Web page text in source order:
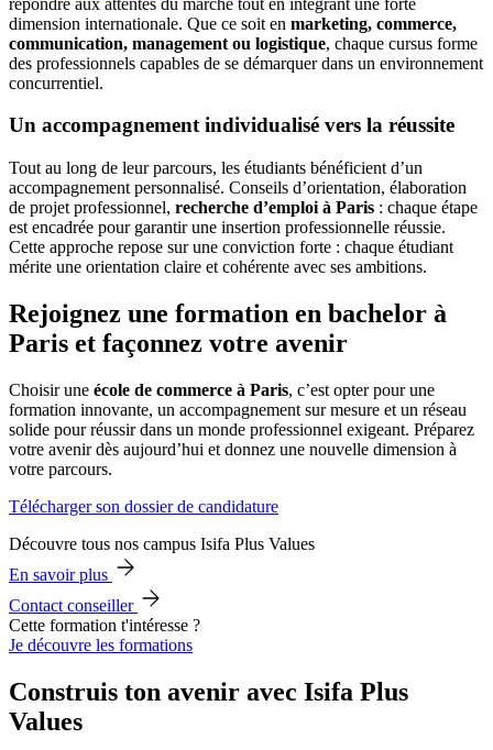
dimension internationale. Que ce soit en marketing, commerce,
communication, management ou logistique, chaque cursus forme
des professionnels capables de se démarquer dans un environnement
concurrentiel.
Un accompagnement individualisé vers la réussite
Tout au long de leur parcours, les étudiants bénéficient d’un
accompagnement personnalisé. Conseils d’orientation, élaboration
de projet professionnel, recherche d’emploi à Paris : chaque étape
est encadrée pour garantir une insertion professionnelle réussie.
Cette approche repose sur une conviction forte : chaque étudiant
mérite une orientation claire et cohérente avec ses ambitions.
Rejoignez une formation en bachelor à
Paris et façonnez votre avenir
Choisir une école de commerce à Paris, c’est opter pour une
formation innovante, un accompagnement sur mesure et un réseau
solide pour réussir dans un monde professionnel exigeant. Préparez
votre avenir dès aujourd’hui et donnez une nouvelle dimension à
votre parcours.
Télécharger son dossier de candidature
Découvre tous nos campus Isifa Plus Values
En savoir plus
Contact conseiller
Cette formation t'intéresse ?
Je découvre les formations
Construis ton avenir avec Isifa Plus
Values